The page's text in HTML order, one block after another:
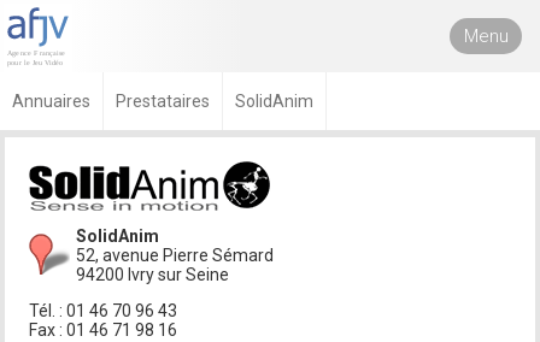
Menu
Annuaires Prestataires SolidAnim
SolidAnim
52, avenue Pierre Sémard
94200 Ivry sur Seine
Tél. : 01 46 70 96 43
Fax : 01 46 71 98 16